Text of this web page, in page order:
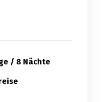
/ 8 Nächte